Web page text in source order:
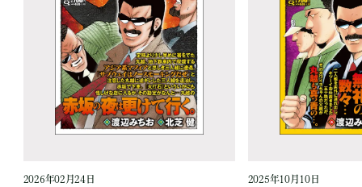
2026年02月24日 2025年10月10日